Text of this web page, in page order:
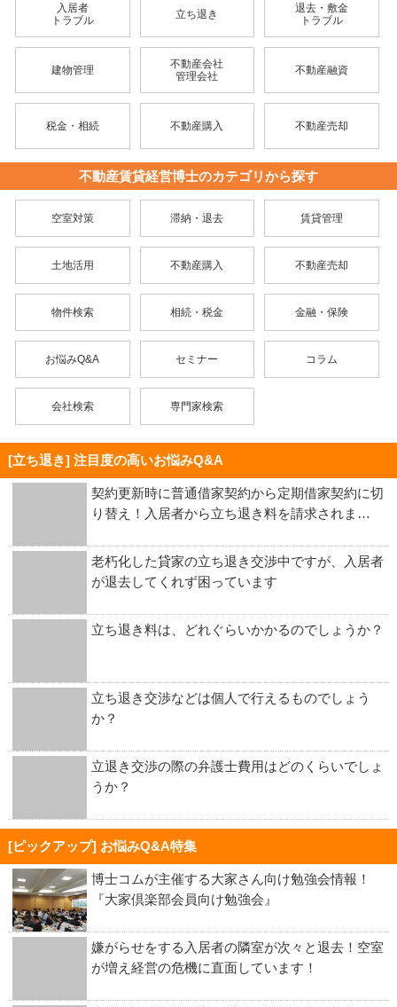
入居者
トラブル
立ち退き
退去・敷金
トラブル
建物管理
不動産会社
管理会社
不動産融資
税金・相続 不動産購入 不動産売却
不動産賃貸経営博士のカテゴリから探す
空室対策 滞納・退去 賃貸管理
土地活用 不動産購入 不動産売却
物件検索 相続・税金 金融・保険
お悩みQ&A セミナー コラム
会社検索 専門家検索
[立ち退き] 注目度の高いお悩みQ&A
契約更新時に普通借家契約から定期借家契約に切
り替え！入居者から立ち退き料を請求されま…
老朽化した貸家の立ち退き交渉中ですが、入居者
が退去してくれず困っています
立ち退き料は、どれぐらいかかるのでしょうか？
立ち退き交渉などは個人で行えるものでしょう
か？
立退き交渉の際の弁護士費用はどのくらいでしょ
うか？
[ピックアップ] お悩みQ&A特集
博士コムが主催する大家さん向け勉強会情報！
『大家倶楽部会員向け勉強会』
嫌がらせをする入居者の隣室が次々と退去！空室
が増え経営の危機に直面しています！